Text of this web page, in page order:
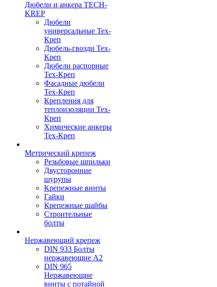
Дюбели и анкера TECH-
KREP
Дюбели
универсальные Тех-
Креп
Дюбель-гвозди Тех-
Креп
Дюбели распорные
Тех-Креп
Фасадные дюбели
Тех-Креп
Крепления для
теплоизоляции Тех-
Креп
Химические анкеры
Тех-Креп
Метрический крепеж
Резьбовые шпильки
Двусторонние
шурупы
Крепежные винты
Гайки
Крепежные шайбы
Строительные
болты
Нержавеющий крепеж
DIN 933 Болты
нержавеющие А2
DIN 965
Нержавеющие
винты с потайной